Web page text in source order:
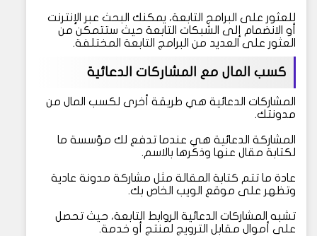
للعثور على البرامج التابعة، يمكنك البحث عبر الإنترنت
أو الانضمام إلى الشبكات التابعة حيث ستتمكن من
العثور على العديد من البرامج التابعة المختلفة.
كسب المال مع المشاركات الدعائية
المشاركات الدعائية هي طريقة أخرى لكسب المال من
مدونتك.
المشاركة الدعائية هي عندما تدفع لك مؤسسة ما
لكتابة مقال عنها وذكرها بالاسم.
عادة ما تتم كتابة المقالة مثل مشاركة مدونة عادية
وتظهر على موقع الويب الخاص بك.
تشبه المشاركات الدعائية الروابط التابعة، حيث تحصل
على أموال مقابل الترويج لمنتج أو خدمة.